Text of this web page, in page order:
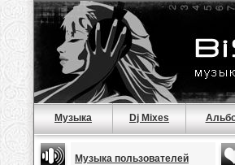
Музыка Dj Mixes
Музыка пользователей